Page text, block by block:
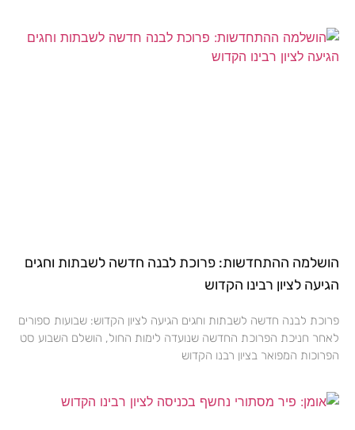
הושלמה ההתחדשות: פרוכת לבנה חדשה לשבתות וחגים
הגיעה לציון רבינו הקדוש
פרוכת לבנה חדשה לשבתות וחגים הגיעה לציון הקדוש: שבועות ספורים
לאחר חניכת הפרוכת החדשה שנועדה לימות החול, הושלם השבוע סט
הפרוכות המפואר בציון רבנו הקדוש